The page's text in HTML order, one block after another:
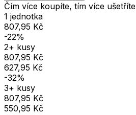
Čím více koupíte, tím více ušetříte
1 jednotka
807,95 Kč
-22%
2+ kusy
807,95 Kč
627,95 Kč
-32%
3+ kusy
807,95 Kč
550,95 Kč